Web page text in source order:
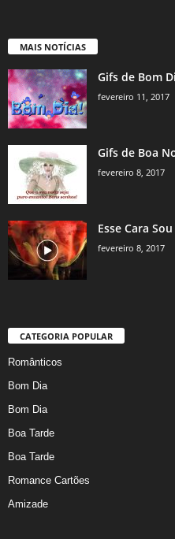
MAIS NOTÍCIAS
Gifs de Bom
fevereiro 11, 2017
Gifs de Boa
fevereiro 8, 2017
Esse Cara
fevereiro 8, 2017
CATEGORIA POPULAR
Românticos
Bom Dia
Bom Dia
Boa Tarde
Boa Tarde
Romance Cartões
Amizade